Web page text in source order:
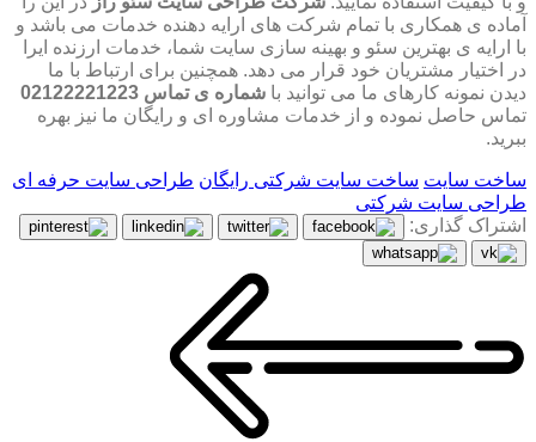
آماده ی همکاری با تمام شرکت های ارایه دهنده خدمات می باشد و
با ارایه ی بهترین سئو و بهینه سازی سایت شما، خدمات ارزنده ایرا
در اختیار مشتریان خود قرار می دهد. همچنین برای ارتباط با ما
دیدن نمونه کارهای ما می توانید با شماره ی تماس 02122221223
تماس حاصل نموده و از خدمات مشاوره ای و رایگان ما نیز بهره
ببرید.
ساخت سایت ساخت سایت شرکتی رایگان طراحی سایت حرفه ای
طراحی سایت شرکتی
اشتراک گذاری: